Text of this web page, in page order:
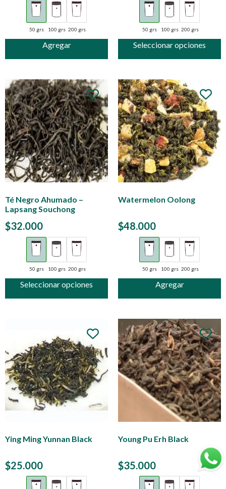
Agregar
50 grs 100 grs 200 grs
Seleccionar opciones
50 grs 100 grs 200 grs
Té Negro Ahumado –
Lapsang Souchong
$32.000
Seleccionar opciones
50 grs 100 grs 200 grs
Watermelon Oolong
$48.000
Agregar
50 grs 100 grs 200 grs
Ying Ming Yunnan Black
$25.000
Young Pu Erh Black
$35.000